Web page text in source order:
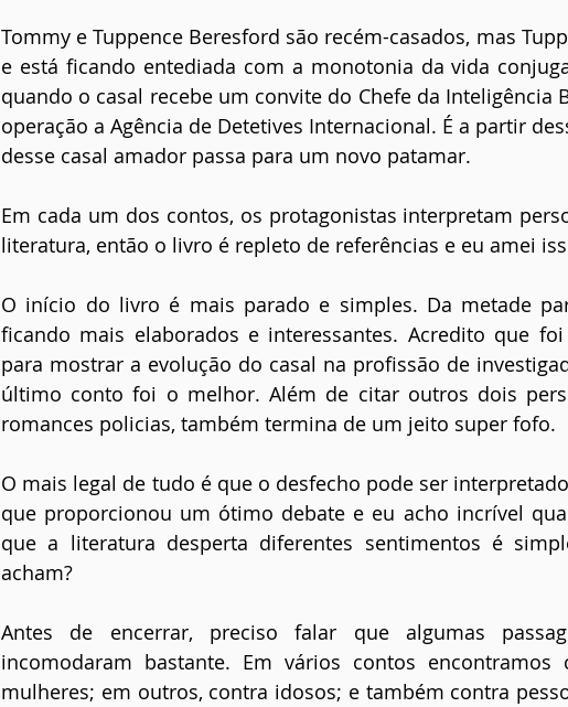
Tommy e Tuppence Beresford são recém-casados, mas
e está ficando entediada com a monotonia da vida
quando o casal recebe um convite do Chefe da Inteligência
operação a Agência de Detetives Internacional. É a partir
desse casal amador passa para um novo patamar.
Em cada um dos contos, os protagonistas interpretam
literatura, então o livro é repleto de referências e eu amei
O início do livro é mais parado e simples. Da metade
ficando mais elaborados e interessantes. Acredito que
para mostrar a evolução do casal na profissão de
último conto foi o melhor. Além de citar outros dois
romances policias, também termina de um jeito super fofo.
O mais legal de tudo é que o desfecho pode ser
que proporcionou um ótimo debate e eu acho incrível
que a literatura desperta diferentes sentimentos é
acham?
Antes de encerrar, preciso falar que algumas
incomodaram bastante. Em vários contos encontramos
mulheres; em outros, contra idosos; e também contra